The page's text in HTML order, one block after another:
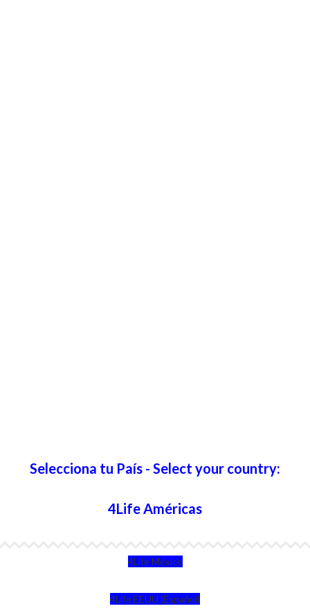
Selecciona tu País - Select your country:
4Life Américas
4Life México
4Life EEUU (Español)